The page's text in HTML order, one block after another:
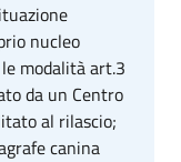
nucleo
modalità art.3
da un Centro
al rilascio;
canina